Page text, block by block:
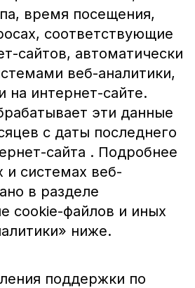
время посещения,
соответствующие
сайтов, автоматически
веб-аналитики,
на интернет-сайте.
эти данные
с даты последнего
сайта . Подробнее
и системах веб-
в разделе
cookie-файлов и иных
ниже.
поддержки по